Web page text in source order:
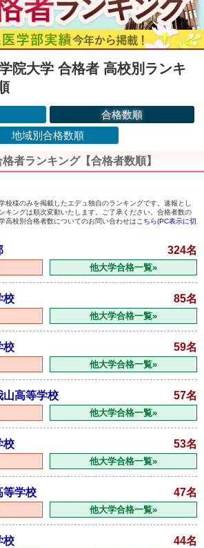
院大学 合格者 高校別ランキ
合格数順
地域別合格数順
者ランキング【合格者数順】
様のみを掲載したエデュ独自のランキングです。速報とし
キングは順次変動いたします。ご了承ください。合格者数の
高校別合格者数についてのお問い合わせは こちら(PC表示に切
324名
他大学合格一覧»
校 85名
他大学合格一覧»
校 59名
他大学合格一覧»
山高等学校 57名
他大学合格一覧»
校 53名
他大学合格一覧»
等学校 47名
他大学合格一覧»
校 44名